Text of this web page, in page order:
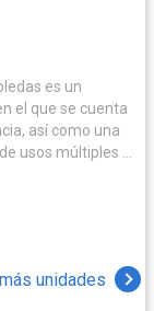
el que se cuenta
así como una
usos múltiples y
unidades